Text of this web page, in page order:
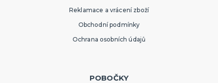
Reklamace a vrácení zboží
Obchodní podmínky
Ochrana osobních údajů
POBOČKY